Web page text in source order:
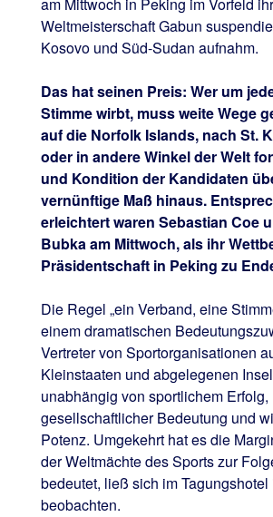
am Mittwoch in Peking im Vorfeld
Weltmeisterschaft Gabun
Kosovo und Süd-Sudan aufnahm.
Das hat seinen Preis: Wer um
Stimme wirbt, muss weite Wege
auf die Norfolk Islands, nach St.
oder in andere Winkel der Welt
und Kondition der Kandidaten
vernünftige Maß hinaus.
erleichtert waren Sebastian Coe
Bubka am Mittwoch, als ihr
Präsidentschaft in Peking zu
Die Regel „ein Verband, eine
einem dramatischen
Vertreter von Sportorganisationen
Kleinstaaten und abgelegenen
unabhängig von sportlichem Erfolg,
gesellschaftlicher Bedeutung und
Potenz. Umgekehrt hat es die
der Weltmächte des Sports zur
bedeutet, ließ sich im
beobachten.